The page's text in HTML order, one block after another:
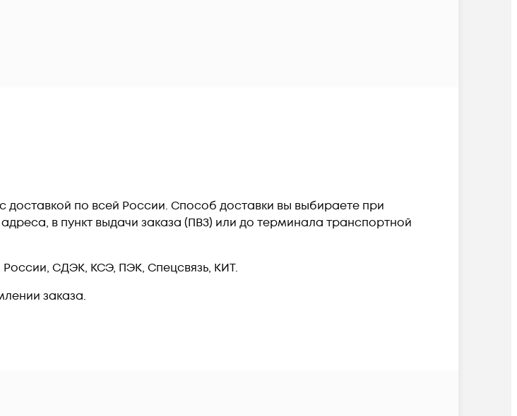
доставкой по всей России. Способ доставки вы выбираете при
в пункт выдачи заказа (ПВЗ) или до терминала транспортной
СДЭК, КСЭ, ПЭК, Спецсвязь, КИТ.
заказа.